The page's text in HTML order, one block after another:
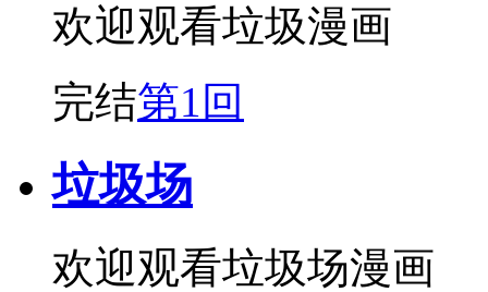
欢迎观看垃圾漫画
完结第1回
垃圾场
欢迎观看垃圾场漫画